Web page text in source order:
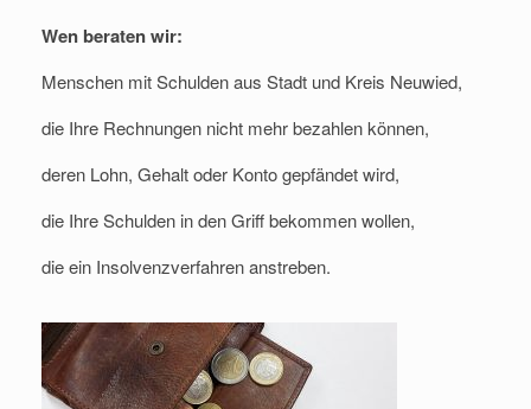
Wen beraten wir:
Menschen mit Schulden aus Stadt und Kreis Neuwied,
die Ihre Rechnungen nicht mehr bezahlen können,
deren Lohn, Gehalt oder Konto gepfändet wird,
die Ihre Schulden in den Griff bekommen wollen,
die ein Insolvenzverfahren anstreben.